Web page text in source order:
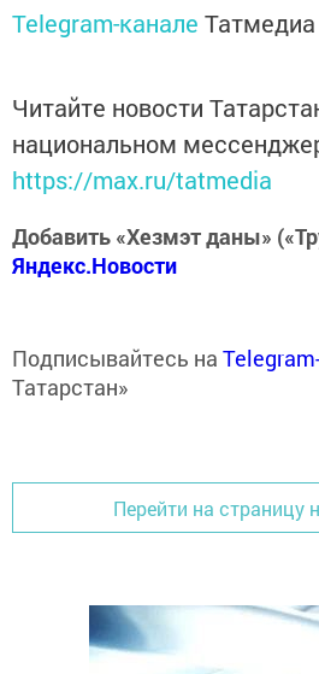
Telegram-канале Татмедиа
Читайте новости
национальном
https://max.ru/tatmedia
Добавить «Хезмэт даны»
Яндекс.Новости
Подписывайтесь на
Татарстан»
Перейти на страницу